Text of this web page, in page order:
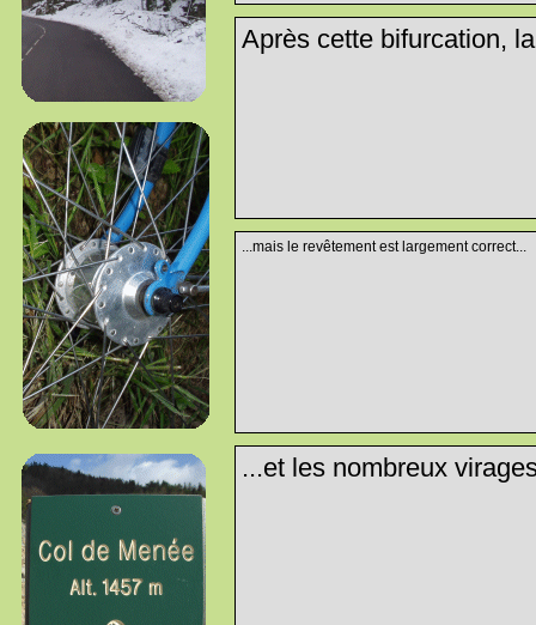
Après cette bifurcation,
...mais le revêtement est largement correct...
...et les nombreux